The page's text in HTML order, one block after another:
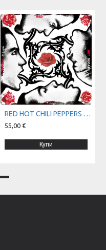
RED HOT CHILI PEPPERS - Blood Sugar Sex Magik t-shirt
55,00 €
Купи